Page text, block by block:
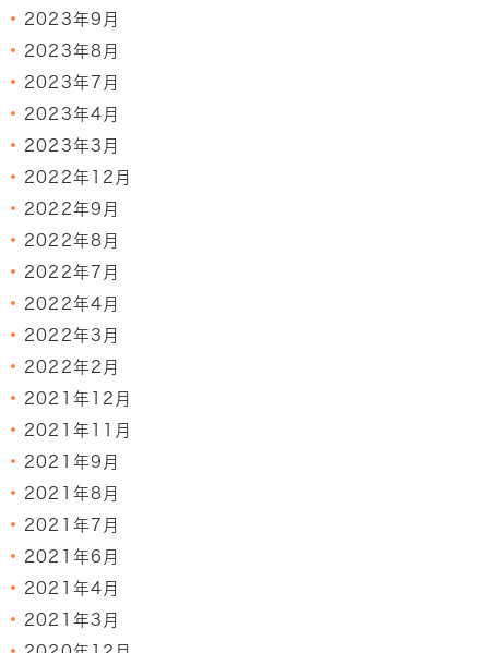
2023年9月
2023年8月
2023年7月
2023年4月
2023年3月
2022年12月
2022年9月
2022年8月
2022年7月
2022年4月
2022年3月
2022年2月
2021年12月
2021年11月
2021年9月
2021年8月
2021年7月
2021年6月
2021年4月
2021年3月